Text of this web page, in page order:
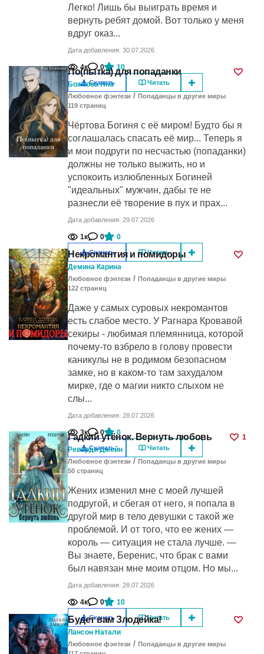
Легко! Лишь бы выиграть время и
вернуть ребят домой. Вот только у меня
вдруг оказ...
Дата добавления: 30.07.2026
4к 0 10
Скачать Читать
По(пытка) для попаданки
Божкова Яна
Любовное фэнтези / Попаданцы в другие миры
119 cтраниц
Чёртова Богиня с её миром! Будто бы я
соглашалась спасать её мир... Теперь я
и мои подруги по несчастью (попаданки)
должны не только выжить, но и
успокоить излюбленных Богиней
"идеальных" мужчин, дабы те не
разнесли её творение в пух и прах...
Дата добавления: 29.07.2026
1к 0 0
Скачать Читать
Некромантия и помидоры
Демина Карина
Любовное фэнтези / Попаданцы в другие миры
122 cтраниц
Даже у самых суровых некромантов
есть слабое место. У Рагнара Кровавой
секиры - любимая племянница, которой
почему-то взбрело в голову провести
каникулы не в родимом безопасном
замке, но в каком-то там захудалом
мирке, где о магии никто слыхом не
слы...
Дата добавления: 28.07.2026
3к 0 0
Скачать Читать
Гадкий утёнок. Вернуть любовь
1
Реверди Джейн
Любовное фэнтези / Попаданцы в другие миры
50 cтраниц
Жених изменил мне с моей лучшей
подругой, и сбегая от него, я попала в
другой мир в тело девушки с такой же
проблемой. И от того, что ее жених —
король — ситуация не стала лучше. —
Вы знаете, Беренис, что брак с вами
был навязан мне моим отцом. Но мы...
Дата добавления: 28.07.2026
4к 0 10
Скачать Читать
Будет вам Злодейка!
Лансон Натали
Любовное фэнтези / Попаданцы в другие миры